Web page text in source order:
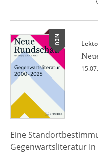
NEU
Eine
Gegenwartsliteratur In